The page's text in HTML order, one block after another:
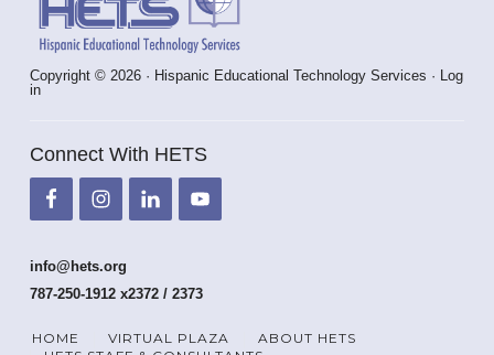
Copyright © 2026 · Hispanic Educational Technology Services · Log
in
Connect With HETS
info@hets.org
787-250-1912 x2372 / 2373
HOME VIRTUAL PLAZA
ABOUT HETS